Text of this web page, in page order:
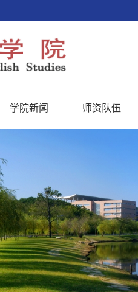
学院新闻 师资队伍